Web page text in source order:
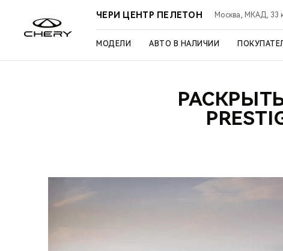
ЧЕРИ ЦЕНТР ПЕЛЕТОН Москва, МКАД, 33
МОДЕЛИ АВТО В НАЛИЧИИ